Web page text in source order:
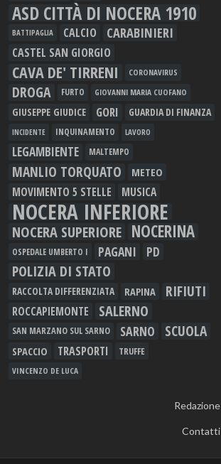
ASD CITTÀ DI NOCERA 1910
BATTIPAGLIA CALCIO CARABINIERI
CASTEL SAN GIORGIO
CAVA DE' TIRRENI CORONAVIRUS
DROGA FURTO GIOVANNI MARIA CUOFANO
GIUSEPPE GIUDICE GORI GUARDIA DI FINANZA
INCIDENTE INQUINAMENTO LAVORO
LEGAMBIENTE MALTEMPO
MANLIO TORQUATO METEO
MOVIMENTO 5 STELLE MUSICA
NOCERA INFERIORE
NOCERA SUPERIORE NOCERINA
OSPEDALE UMBERTO I PAGANI PD
POLIZIA DI STATO
RACCOLTA DIFFERENZIATA RAPINA RIFIUTI
ROCCAPIEMONTE SALERNO
SAN MARZANO SUL SARNO SARNO SCUOLA
SPACCIO TRASPORTI TRUFFE
VINCENZO DE LUCA
Redazione
Contatti